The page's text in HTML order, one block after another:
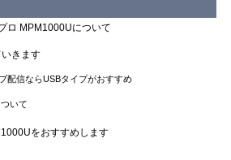
ロ MPM1000Uについて
きます
配信ならUSBタイプがおすすめ
いて
をおすすめします